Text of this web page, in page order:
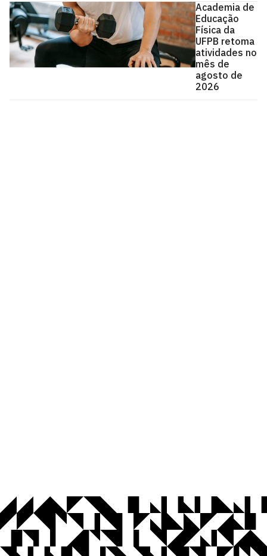
Academia de
Educação
Física da
UFPB retoma
atividades no
mês de
agosto de
2026